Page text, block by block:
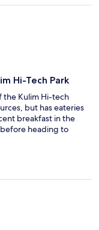
Hi-Tech Park
the Kulim Hi-tech
but has eateries
breakfast in the
heading to